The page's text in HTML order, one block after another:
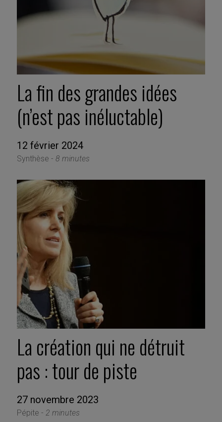
La fin des grandes idées
(n’est pas inéluctable)
12 février 2024
Synthèse - 8 minutes
La création qui ne détruit
pas : tour de piste
27 novembre 2023
Pépite - 2 minutes